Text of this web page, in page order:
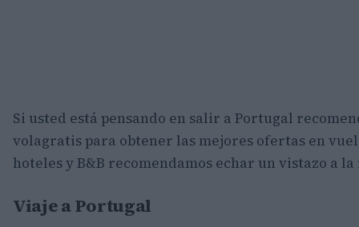
Si usted está pensando en salir a Portugal
volagratis para obtener las mejores ofertas en
hoteles y B&B recomendamos echar un vistazo a
Viaje a Portugal